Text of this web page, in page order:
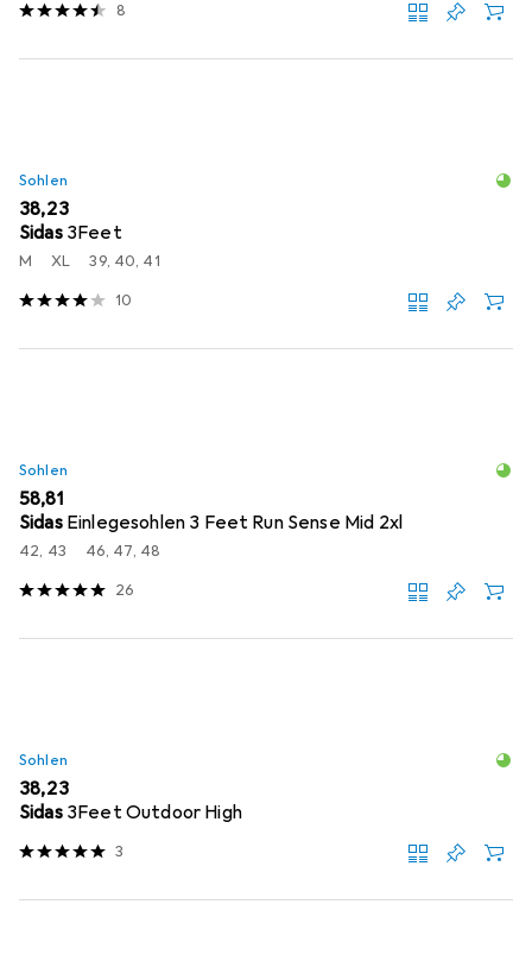
8
Sohlen
EUR
38,23
Sidas 3Feet
M XL 39, 40, 41
10
Sohlen
EUR
58,81
Sidas Einlegesohlen 3 Feet Run Sense Mid 2xl
42, 43 46, 47, 48
26
Sohlen
EUR
38,23
Sidas 3Feet Outdoor High
3